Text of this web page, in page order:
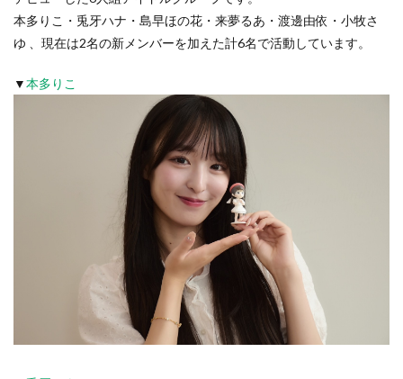
本多りこ・兎牙ハナ・島早ほの花・来夢るあ・渡邊由依・小牧さ
ゆ 、現在は2名の新メンバーを加えた計6名で活動しています。
▼本多りこ